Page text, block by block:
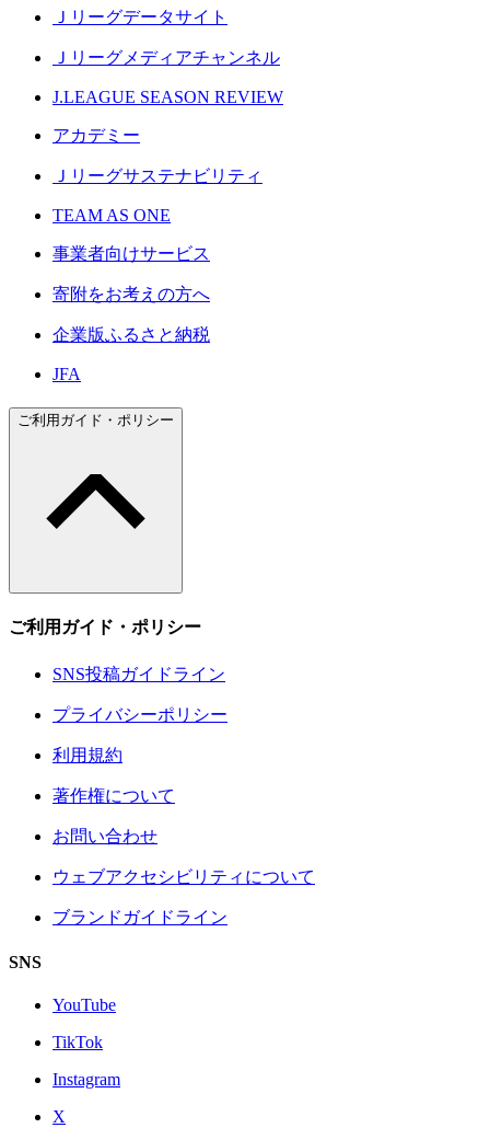
Ｊリーグデータサイト
Ｊリーグメディアチャンネル
J.LEAGUE SEASON REVIEW
アカデミー
Ｊリーグサステナビリティ
TEAM AS ONE
事業者向けサービス
寄附をお考えの方へ
企業版ふるさと納税
JFA
ご利用ガイド・ポリシー
ご利用ガイド・ポリシー
SNS投稿ガイドライン
プライバシーポリシー
利用規約
著作権について
お問い合わせ
ウェブアクセシビリティについて
ブランドガイドライン
SNS
YouTube
TikTok
Instagram
X